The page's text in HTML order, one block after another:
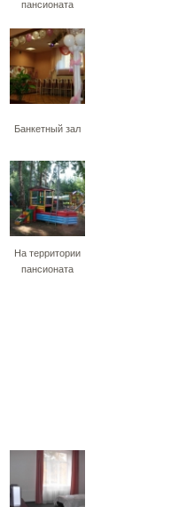
пансионата
Банкетный зал
На территории
пансионата